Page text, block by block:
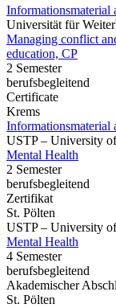
Informationsmaterial
Universität für
Managing conflict
education, CP
2 Semester
berufsbegleitend
Certificate
Krems
Informationsmaterial
USTP – University
Mental Health
2 Semester
berufsbegleitend
Zertifikat
St. Pölten
USTP – University
Mental Health
4 Semester
berufsbegleitend
Akademischer
St. Pölten